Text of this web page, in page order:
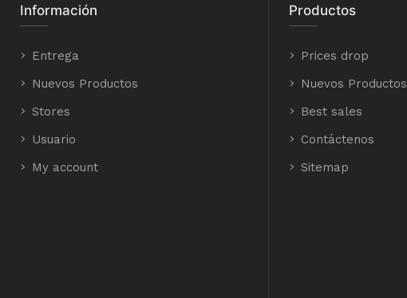
Información
Entrega
Nuevos Productos
Stores
Usuario
My account
Productos
Prices drop
Nuevos Productos
Best sales
Contáctenos
Sitemap